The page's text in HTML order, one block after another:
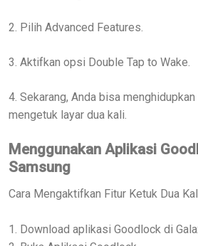
2. Pilih Advanced Features.
3. Aktifkan opsi Double Tap to Wake.
4. Sekarang, Anda bisa
mengetuk layar dua kali.
Menggunakan Aplikasi
Samsung
Cara Mengaktifkan Fitur Ketuk Dua
1. Download aplikasi Goodlock di